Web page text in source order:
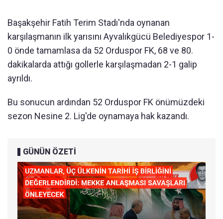
Başakşehir Fatih Terim Stadı'nda oynanan
karşılaşmanın ilk yarısını Ayvalıkgücü Belediyespor 1-
0 önde tamamlasa da 52 Orduspor FK, 68 ve 80.
dakikalarda attığı gollerle karşılaşmadan 2-1 galip
ayrıldı.
Bu sonucun ardından 52 Orduspor FK önümüzdeki
sezon Nesine 2. Lig'de oynamaya hak kazandı.
GÜNÜN ÖZETİ